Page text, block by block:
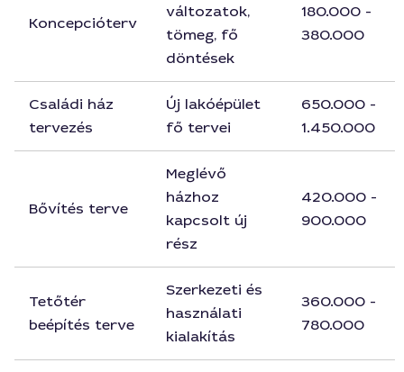
Koncepcióterv
változatok,
tömeg, fő
döntések
180.000 -
380.000
Családi ház
tervezés
Új lakóépület
fő tervei
650.000 -
1.450.000
Bővítés terve
Meglévő
házhoz
kapcsolt új
rész
420.000 -
900.000
Tetőtér
beépítés terve
Szerkezeti és
használati
kialakítás
360.000 -
780.000